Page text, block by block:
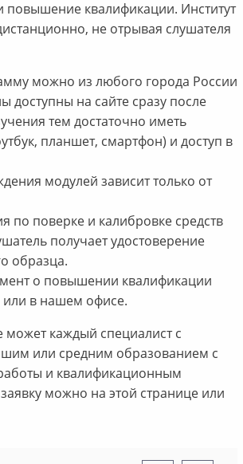
повышение квалификации. Институт
не отрывая слушателя
можно из любого города России
доступны на сайте сразу после
тем достаточно иметь
планшет, смартфон) и доступ в
модулей зависит только от
по поверке и калибровке средств
получает удостоверение
образца.
о повышении квалификации
в нашем офисе.
каждый специалист с
или средним образованием с
и квалификационным
можно на этой странице или